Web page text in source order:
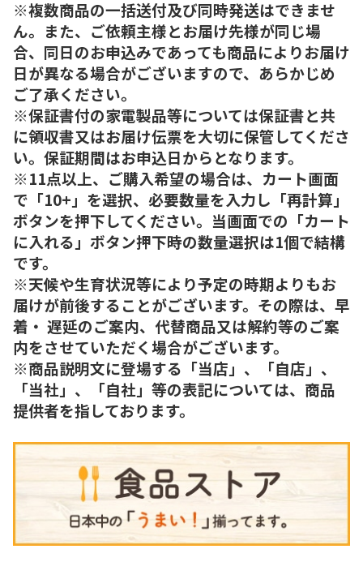
※複数商品の一括送付及び同時発送はできませ
ん。また、ご依頼主様とお届け先様が同じ場
合、同日のお申込みであっても商品によりお届け
日が異なる場合がございますので、あらかじめ
ご了承ください。
※保証書付の家電製品等については保証書と共
に領収書又はお届け伝票を大切に保管してくださ
い。保証期間はお申込日からとなります。
※11点以上、ご購入希望の場合は、カート画面
で「10+」を選択、必要数量を入力し「再計算」
ボタンを押下してください。当画面での「カート
に入れる」ボタン押下時の数量選択は1個で結構
です。
※天候や生育状況等により予定の時期よりもお
届けが前後することがございます。その際は、早
着・ 遅延のご案内、代替商品又は解約等のご案
内をさせていただく場合がございます。
※商品説明文に登場する「当店」、「自店」、
「当社」、「自社」等の表記については、商品
提供者を指しております。